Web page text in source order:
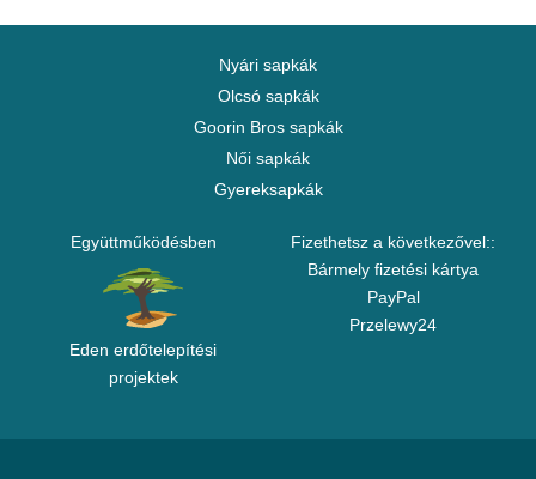
Nyári sapkák
Olcsó sapkák
Goorin Bros sapkák
Női sapkák
Gyereksapkák
Együttműködésben
Eden erdőtelepítési
projektek
Fizethetsz a következővel::
Bármely fizetési kártya
PayPal
Przelewy24